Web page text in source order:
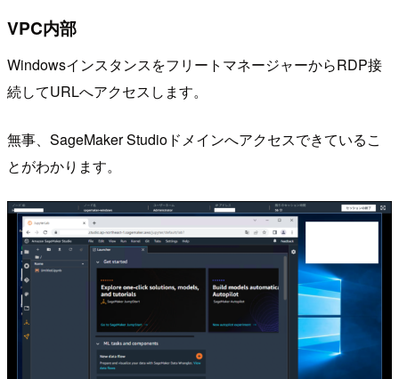
VPC内部
WindowsインスタンスをフリートマネージャーからRDP接
続してURLへアクセスします。
無事、SageMaker Studioドメインへアクセスできているこ
とがわかります。